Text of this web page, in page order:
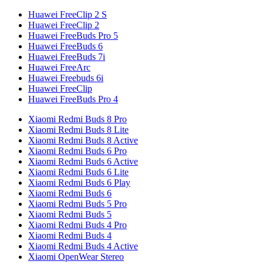
Huawei FreeClip 2 S
Huawei FreeClip 2
Huawei FreeBuds Pro 5
Huawei FreeBuds 6
Huawei FreeBuds 7i
Huawei FreeArc
Huawei Freebuds 6i
Huawei FreeClip
Huawei FreeBuds Pro 4
Xiaomi Redmi Buds 8 Pro
Xiaomi Redmi Buds 8 Lite
Xiaomi Redmi Buds 8 Active
Xiaomi Redmi Buds 6 Pro
Xiaomi Redmi Buds 6 Active
Xiaomi Redmi Buds 6 Lite
Xiaomi Redmi Buds 6 Play
Xiaomi Redmi Buds 6
Xiaomi Redmi Buds 5 Pro
Xiaomi Redmi Buds 5
Xiaomi Redmi Buds 4 Pro
Xiaomi Redmi Buds 4
Xiaomi Redmi Buds 4 Active
Xiaomi OpenWear Stereo